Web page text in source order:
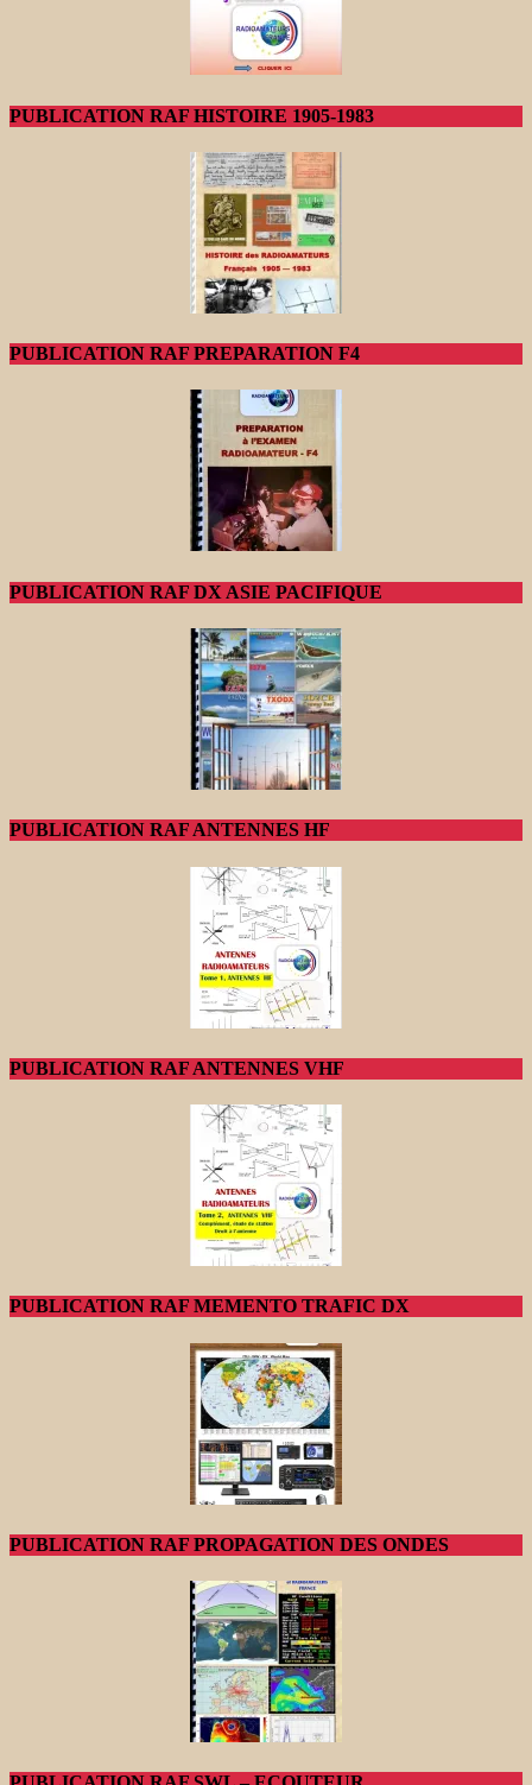
PUBLICATION RAF HISTOIRE 1905-1983
PUBLICATION RAF PREPARATION F4
PUBLICATION RAF DX ASIE PACIFIQUE
PUBLICATION RAF ANTENNES HF
PUBLICATION RAF ANTENNES VHF
PUBLICATION RAF MEMENTO TRAFIC DX
PUBLICATION RAF PROPAGATION DES ONDES